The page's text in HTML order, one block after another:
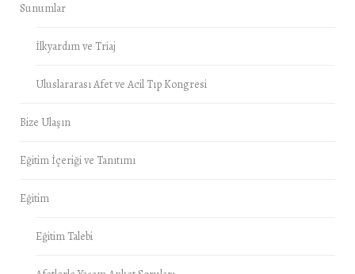
Sunumlar
İlkyardım ve Triaj
Uluslararası Afet ve Acil Tıp Kongresi
Bize Ulaşın
Eğitim İçeriği ve Tanıtımı
Eğitim
Eğitim Talebi